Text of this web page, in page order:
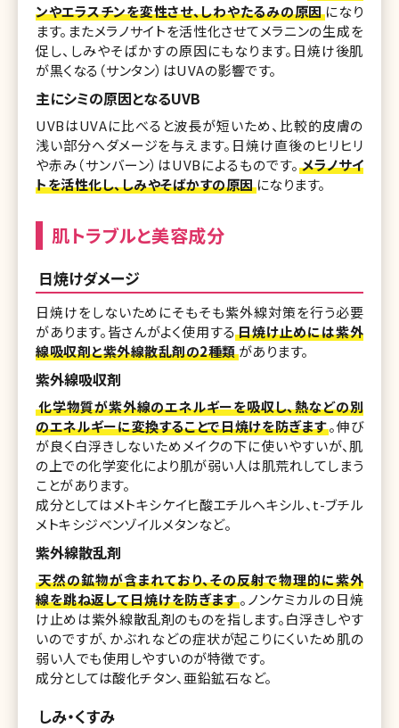
ンやエラスチンを変性させ、しわやたるみの原因 になり
ます。またメラノサイトを活性化させてメラニンの生成を
促し、しみやそばかすの原因にもなります。日焼け後肌
が黒くなる（サンタン）はUVAの影響です。
主にシミの原因となるUVB
UVBはUVAに比べると波長が短いため、比較的皮膚の
浅い部分へダメージを与えます。日焼け直後のヒリヒリ
や赤み（サンバーン）はUVBによるものです。 メラノサイ
トを活性化し、しみやそばかすの原因になります。
肌トラブルと美容成分
日焼けダメージ
日焼けをしないためにそもそも紫外線対策を行う必要
があります。皆さんがよく使用する日焼け止めには紫外
線吸収剤と紫外線散乱剤の2種類があります。
紫外線吸収剤
化学物質が紫外線のエネルギーを吸収し、熱などの別
のエネルギーに変換することで日焼けを防ぎます。伸び
が良く白浮きしないためメイクの下に使いやすいが、肌
の上での化学変化により肌が弱い人は肌荒れしてしまう
ことがあります。
成分としてはメトキシケイヒ酸エチルヘキシル、t-ブチル
メトキシジベンゾイルメタンなど。
紫外線散乱剤
天然の鉱物が含まれており、その反射で物理的に紫外
線を跳ね返して日焼けを防ぎます。ノンケミカルの日焼
け止めは紫外線散乱剤のものを指します。白浮きしやす
いのですが、かぶれなどの症状が起こりにくいため肌の
弱い人でも使用しやすいのが特徴です。
成分としては酸化チタン、亜鉛鉱石など。
しみ・くすみ